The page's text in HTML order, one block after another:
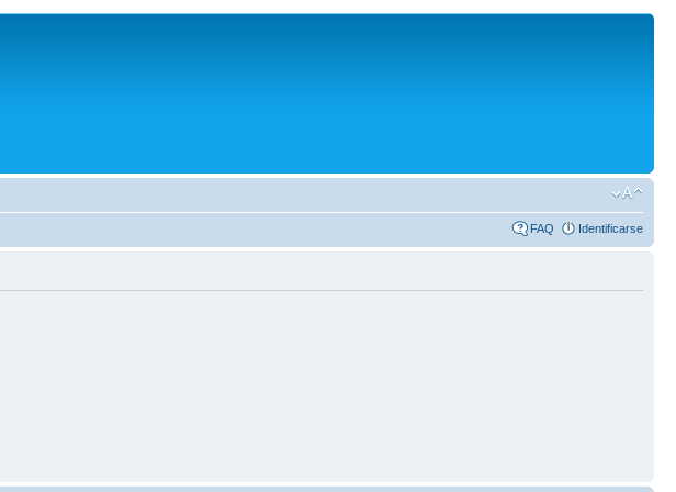
FAQ Identificarse